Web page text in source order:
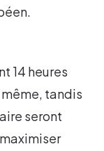
14 heures
tandis
seront